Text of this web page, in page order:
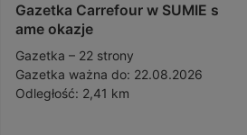
Gazetka Carrefour w SUMIE s
ame okazje
Gazetka – 22 strony
Gazetka ważna do: 22.08.2026
Odległość: 2,41 km